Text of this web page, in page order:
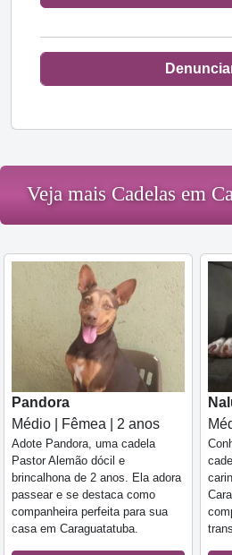
Veja mais Cadelas em
Pandora
Médio | Fêmea | 2 anos
Adote Pandora, uma cadela
Pastor Alemão dócil e
brincalhona de 2 anos. Ela adora
passear e se destaca como
companheira perfeita para sua
casa em Caraguatatuba.